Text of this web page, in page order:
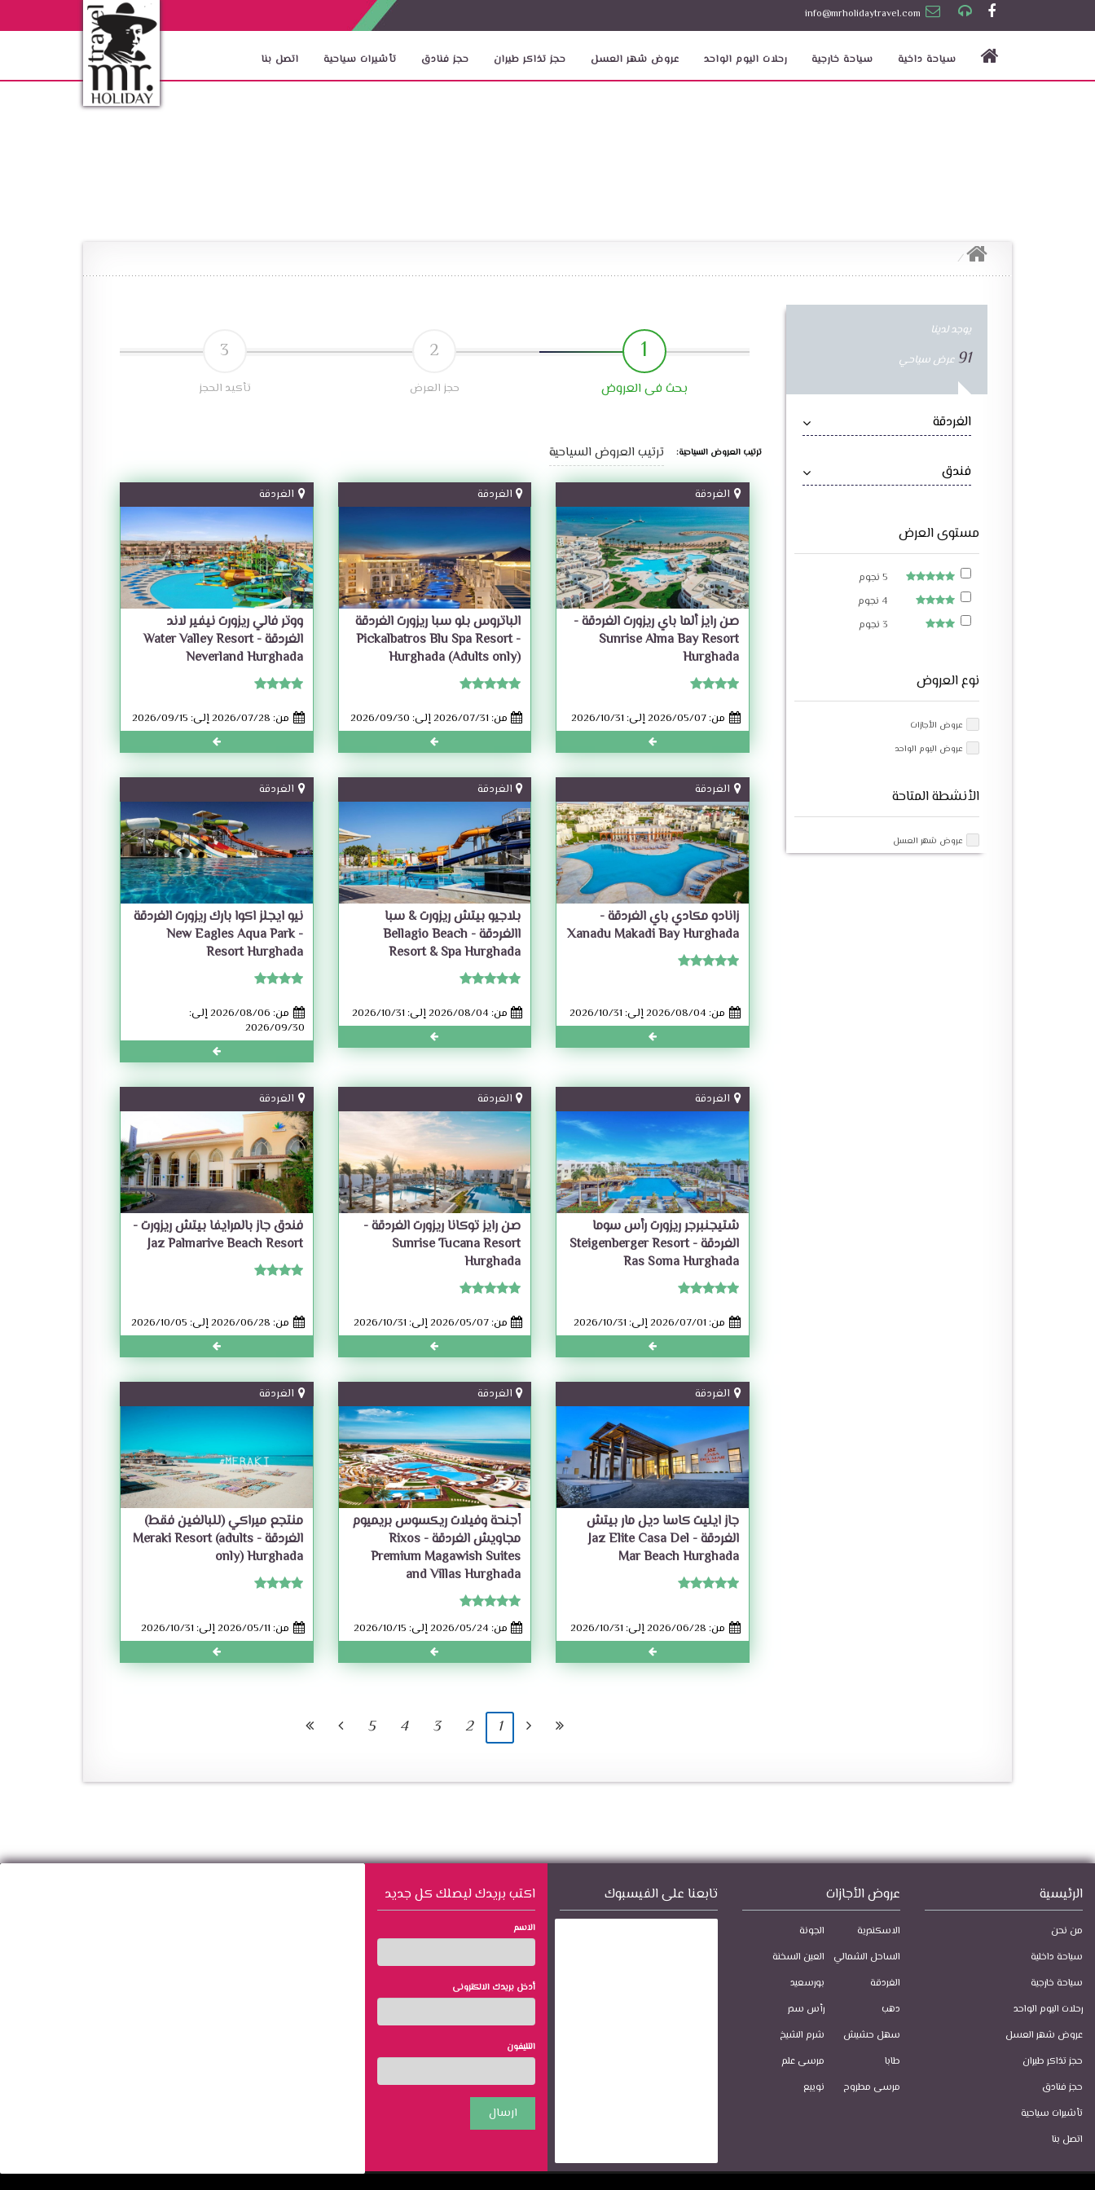
info@mrholidaytravel.com
سياحة داخية سياحة خارجية رحلات اليوم الواحد عروض شهر العسل حجز تذاكر طيران حجز فنادق تأشيرات سياحية اتصل بنا
يوجد لدينا
91 عرض سياحي
الغردقة
فندق
مستوى العرض
5 نجوم
4 نجوم
3 نجوم
نوع العروض
عروض الأجازات
عروض اليوم الواحد
الأنشطة المتاحة
عروض شهر العسل
1
بحث فى العروض
2
حجز العرض
3
تأكيد الحجز
ترتيب العروض السياحية: ترتيب العروض السياحية
الغردقة
صن رايز ألما باي ريزورت الغردقة -
Sunrise Alma Bay Resort
Hurghada
من: 2026/05/07 إلى: 2026/10/31
الغردقة
الباتروس بلو سبا ريزورت الغردقة
- Pickalbatros Blu Spa Resort
Hurghada (Adults only)
من: 2026/07/31 إلى: 2026/09/30
الغردقة
ووتر فالي ريزورت نيفير لاند
الغردقة - Water Valley Resort
Neverland Hurghada
من: 2026/07/28 إلى: 2026/09/15
الغردقة
زانادو مكادي باي الغردقة -
Xanadu Makadi Bay Hurghada
من: 2026/08/04 إلى: 2026/10/31
الغردقة
بلاجيو بيتش ريزورت & سبا
االغردقة - Bellagio Beach
Resort & Spa Hurghada
من: 2026/08/04 إلى: 2026/10/31
الغردقة
نيو ايجلز اكوا بارك ريزورت الغردقة
- New Eagles Aqua Park
Resort Hurghada
من: 2026/08/06 إلى:
2026/09/30
الغردقة
شتيجنبرجر ريزورت رأس سوما
الغردقة - Steigenberger Resort
Ras Soma Hurghada
من: 2026/07/01 إلى: 2026/10/31
الغردقة
صن رايز توكانا ريزورت الغردقة -
Sunrise Tucana Resort
Hurghada
من: 2026/05/07 إلى: 2026/10/31
الغردقة
فندق جاز بالمرايفا بيتش ريزورت -
Jaz Palmarive Beach Resort
من: 2026/06/28 إلى: 2026/10/05
الغردقة
جاز ايليت كاسا ديل مار بيتش
الغردقة - Jaz Elite Casa Del
Mar Beach Hurghada
من: 2026/06/28 إلى: 2026/10/31
الغردقة
أجنحة وفيلات ريكسوس بريميوم
مجاويش الغردقة - Rixos
Premium Magawish Suites
and Villas Hurghada
من: 2026/05/24 إلى: 2026/10/15
الغردقة
منتجع ميراكي (للبالغين فقط)
الغردقة - Meraki Resort (adults
only) Hurghada
من: 2026/05/11 إلى: 2026/10/31
1
2
3
4
5
الرئيسية
من نحن
سياحة داخلية
سياحة خارجية
رحلات اليوم الواحد
عروض شهر العسل
حجز تذاكر طيران
حجز فنادق
تأشيرات سياحية
اتصل بنا
عروض الأجازات
الاسكندرية
الجونة
الساحل الشمالي
العين السخنة
الغردقة
بورسعيد
دهب
رأس سدر
سهل حشيش
شرم الشيخ
طابا
مرسى علم
مرسى مطروح
نويبع
تابعنا على الفيسبوك اكتب بريدك ليصلك كل جديد
الاسم
أدخل بريدك الالكترونى
التليفون